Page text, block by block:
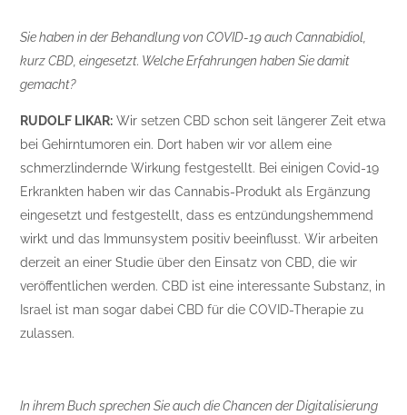
Sie haben in der Behandlung von COVID-19 auch Cannabidiol,
kurz CBD, eingesetzt. Welche Erfahrungen haben Sie damit
gemacht?
RUDOLF LIKAR: Wir setzen CBD schon seit längerer Zeit etwa
bei Gehirntumoren ein. Dort haben wir vor allem eine
schmerzlindernde Wirkung festgestellt. Bei einigen Covid-19
Erkrankten haben wir das Cannabis-Produkt als Ergänzung
eingesetzt und festgestellt, dass es entzündungshemmend
wirkt und das Immunsystem positiv beeinflusst. Wir arbeiten
derzeit an einer Studie über den Einsatz von CBD, die wir
veröffentlichen werden. CBD ist eine interessante Substanz, in
Israel ist man sogar dabei CBD für die COVID-Therapie zu
zulassen.
In ihrem Buch sprechen Sie auch die Chancen der Digitalisierung